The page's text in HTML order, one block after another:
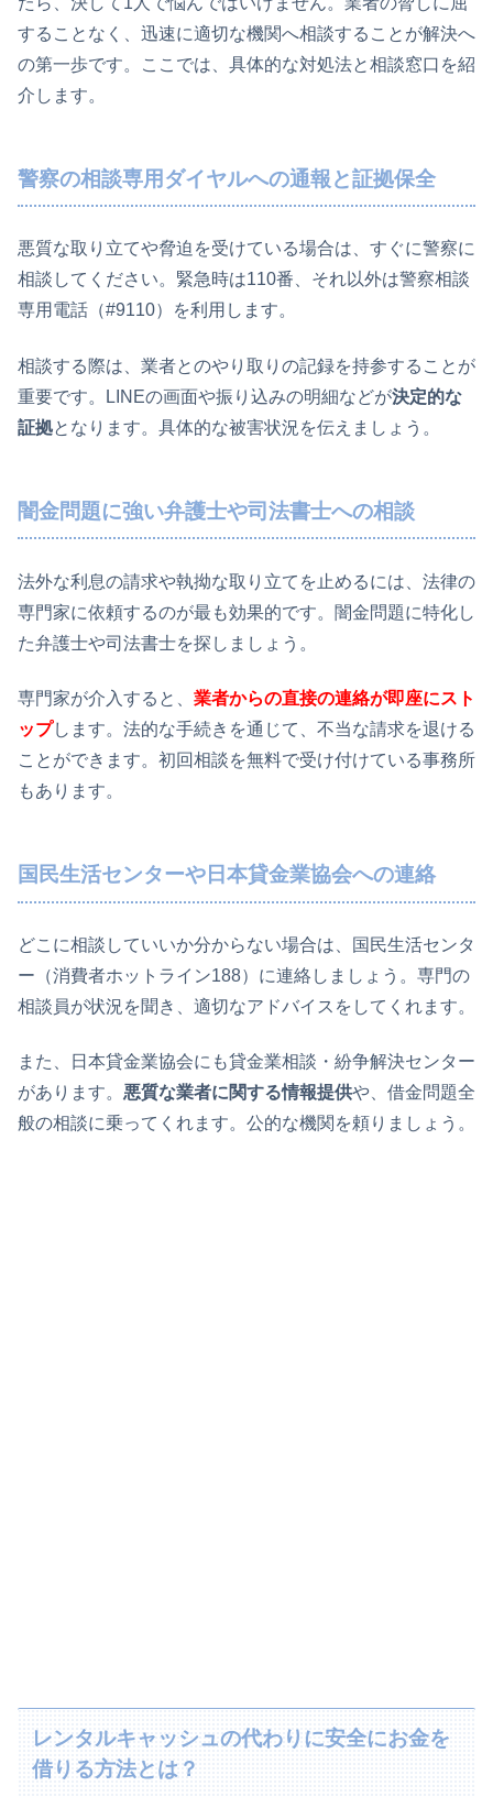
することなく、迅速に適切な機関へ相談することが解決へ
の第一歩です。ここでは、具体的な対処法と相談窓口を紹
介します。
警察の相談専用ダイヤルへの通報と証拠保全
悪質な取り立てや脅迫を受けている場合は、すぐに警察に
相談してください。緊急時は110番、それ以外は警察相談
専用電話（#9110）を利用します。
相談する際は、業者とのやり取りの記録を持参することが
重要です。LINEの画面や振り込みの明細などが決定的な
証拠となります。具体的な被害状況を伝えましょう。
闇金問題に強い弁護士や司法書士への相談
法外な利息の請求や執拗な取り立てを止めるには、法律の
専門家に依頼するのが最も効果的です。闇金問題に特化し
た弁護士や司法書士を探しましょう。
専門家が介入すると、 業者からの直接の連絡が即座にスト
ップします。法的な手続きを通じて、不当な請求を退ける
ことができます。初回相談を無料で受け付けている事務所
もあります。
国民生活センターや日本貸金業協会への連絡
どこに相談していいか分からない場合は、国民生活センタ
ー（消費者ホットライン188）に連絡しましょう。専門の
相談員が状況を聞き、適切なアドバイスをしてくれます。
また、日本貸金業協会にも貸金業相談・紛争解決センター
があります。 悪質な業者に関する情報提供や、借金問題全
般の相談に乗ってくれます。公的な機関を頼りましょう。
レンタルキャッシュの代わりに安全にお金を
借りる方法とは？